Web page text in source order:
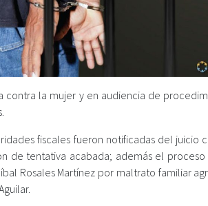
contra la mujer y en audiencia de
fiscales fueron notificadas del
de tentativa acabada; además el proceso
Rosales Martínez por maltrato familiar